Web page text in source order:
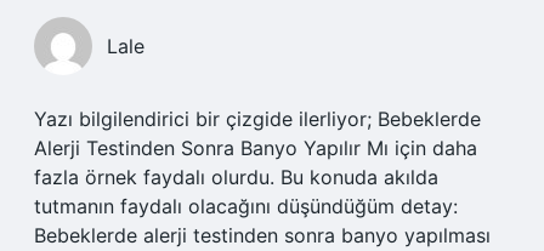
Lale
Yazı bilgilendirici bir çizgide ilerliyor; Bebeklerde
Alerji Testinden Sonra Banyo Yapılır Mı için daha
fazla örnek faydalı olurdu. Bu konuda akılda
tutmanın faydalı olacağını düşündüğüm detay:
Bebeklerde alerji testinden sonra banyo yapılması